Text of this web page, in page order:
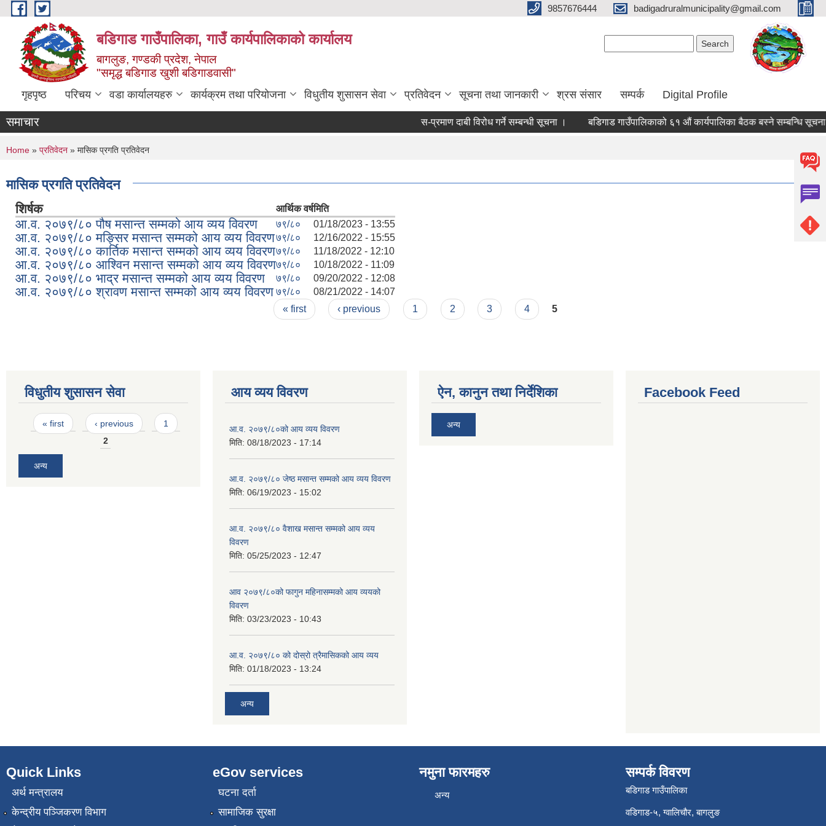
Skip to main content 9857676444 badigadruralmunicipality@gmail.com
बडिगाड गाउँपालिका, गाउँ कार्यपालिकाको कार्यालय
बागलुङ, गण्डकी प्रदेश, नेपाल
"समृद्ध बडिगाड खुशी बडिगाडवासी"
गृहपृष्ठ परिचय वडा कार्यालयहरु कार्यक्रम तथा परियोजना विधुतीय शुसासन सेवा प्रतिवेदन सूचना तथा जानकारी श्रस संसार सम्पर्क Digital Profile
समाचार स-प्रमाण दाबी विरोध गर्ने सम्बन्धी सूचना । बडिगाड गाउँपालिकाको ६१ औं कार्यपालिका बैठक बस्ने सम्बन्धि सूचना
You are here
Home » प्रतिवेदन » मासिक प्रगति प्रतिवेदन
मासिक प्रगति प्रतिवेदन
शिर्षक आर्थिक वर्षमिति
आ.व. २०७९/८० पौष मसान्त सम्मको आय व्यय विवरण ७९/८० 01/18/2023 - 13:55
आ.व. २०७९/८० मङ्सिर मसान्त सम्मको आय व्यय विवरण७९/८० 12/16/2022 - 15:55
आ.व. २०७९/८० कार्तिक मसान्त सम्मको आय व्यय विवरण७९/८० 11/18/2022 - 12:10
आ.व. २०७९/८० आश्विन मसान्त सम्मको आय व्यय विवरण७९/८० 10/18/2022 - 11:09
आ.व. २०७९/८० भाद्र मसान्त सम्मको आय व्यय विवरण ७९/८० 09/20/2022 - 12:08
आ.व. २०७९/८० श्रावण मसान्त सम्मको आय व्यय विवरण ७९/८० 08/21/2022 - 14:07
« first ‹ previous 1 2 3 4 5
विधुतीय शुसासन सेवा
Pages
« first ‹ previous
1
2
अन्य
आय व्यय विवरण
आ.व. २०७९/८०को आय व्यय विवरण
मिति: 08/18/2023 - 17:14
आ.व. २०७९/८० जेष्ठ मसान्त सम्मको आय व्यय विवरण
मिति: 06/19/2023 - 15:02
आ.व. २०७९/८० वैशाख मसान्त सम्मको आय व्यय
विवरण
मिति: 05/25/2023 - 12:47
आव २०७९/८०को फागुन महिनासम्मको आय व्ययको
विवरण
मिति: 03/23/2023 - 10:43
आ.व. २०७९/८० को दोस्रो त्रैमासिकको आय व्यय
मिति: 01/18/2023 - 13:24
अन्य
ऐन, कानुन तथा निर्देशिका
अन्य
Facebook Feed
Quick Links
अर्थ मन्त्रालय
केन्द्रीय पञ्जिकरण विभाग
eGov services
घटना दर्ता
सामाजिक सुरक्षा
नमुना फारमहरु
अन्य
सम्पर्क विवरण
बडिगाड गाउँपालिका
वडिगाड-५, ग्वालिचौर, बागलुङ